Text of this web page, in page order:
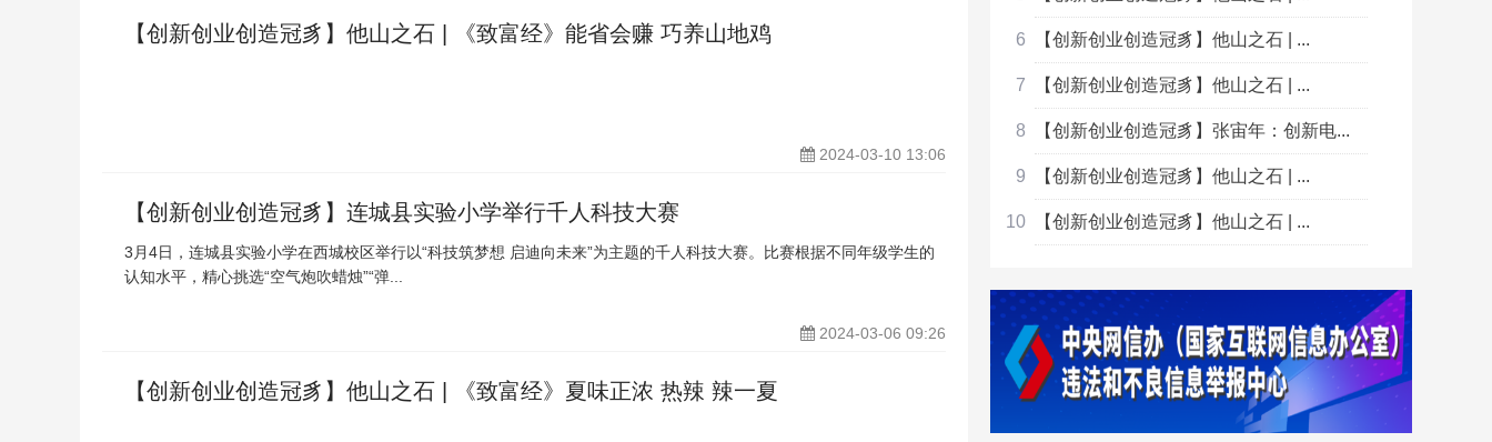
【创新创业创造冠豸】他山之石 | 《致富经》能省会赚 巧养山地鸡
2024-03-10 13:06
【创新创业创造冠豸】连城县实验小学举行千人科技大赛
3月4日，连城县实验小学在西城校区举行以“科技筑梦想 启迪向未来”为主题的千人科技大赛。比赛根据不同年级学生的
认知水平，精心挑选“空气炮吹蜡烛”“弹...
2024-03-06 09:26
【创新创业创造冠豸】他山之石 | 《致富经》夏味正浓 热辣 辣一夏
【创新创业创造冠豸】他山之石 | ...
【创新创业创造冠豸】他山之石 | ...
【创新创业创造冠豸】张宙年：创新电...
【创新创业创造冠豸】他山之石 | ...
【创新创业创造冠豸】他山之石 | ...